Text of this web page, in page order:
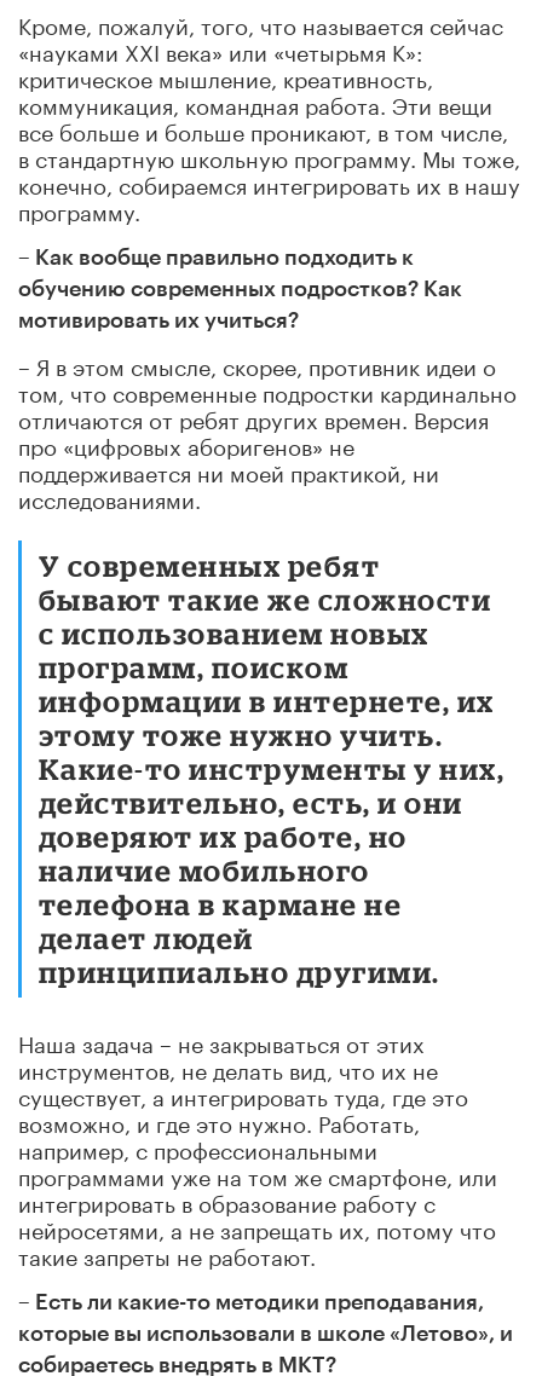
Кроме, пожалуй, того, что называется сейчас
«науками XXI века» или «четырьмя К»:
критическое мышление, креативность,
коммуникация, командная работа. Эти вещи
все больше и больше проникают, в том числе,
в стандартную школьную программу. Мы тоже,
конечно, собираемся интегрировать их в нашу
программу.
– Как вообще правильно подходить к
обучению современных подростков? Как
мотивировать их учиться?
– Я в этом смысле, скорее, противник идеи о
том, что современные подростки кардинально
отличаются от ребят других времен. Версия
про «цифровых аборигенов» не
поддерживается ни моей практикой, ни
исследованиями.
У современных ребят
бывают такие же сложности
с использованием новых
программ, поиском
информации в интернете, их
этому тоже нужно учить.
Какие-то инструменты у них,
действительно, есть, и они
доверяют их работе, но
наличие мобильного
телефона в кармане не
делает людей
принципиально другими.
Наша задача – не закрываться от этих
инструментов, не делать вид, что их не
существует, а интегрировать туда, где это
возможно, и где это нужно. Работать,
например, с профессиональными
программами уже на том же смартфоне, или
интегрировать в образование работу с
нейросетями, а не запрещать их, потому что
такие запреты не работают.
– Есть ли какие-то методики преподавания,
которые вы использовали в школе «Летово», и
собираетесь внедрять в МКТ?